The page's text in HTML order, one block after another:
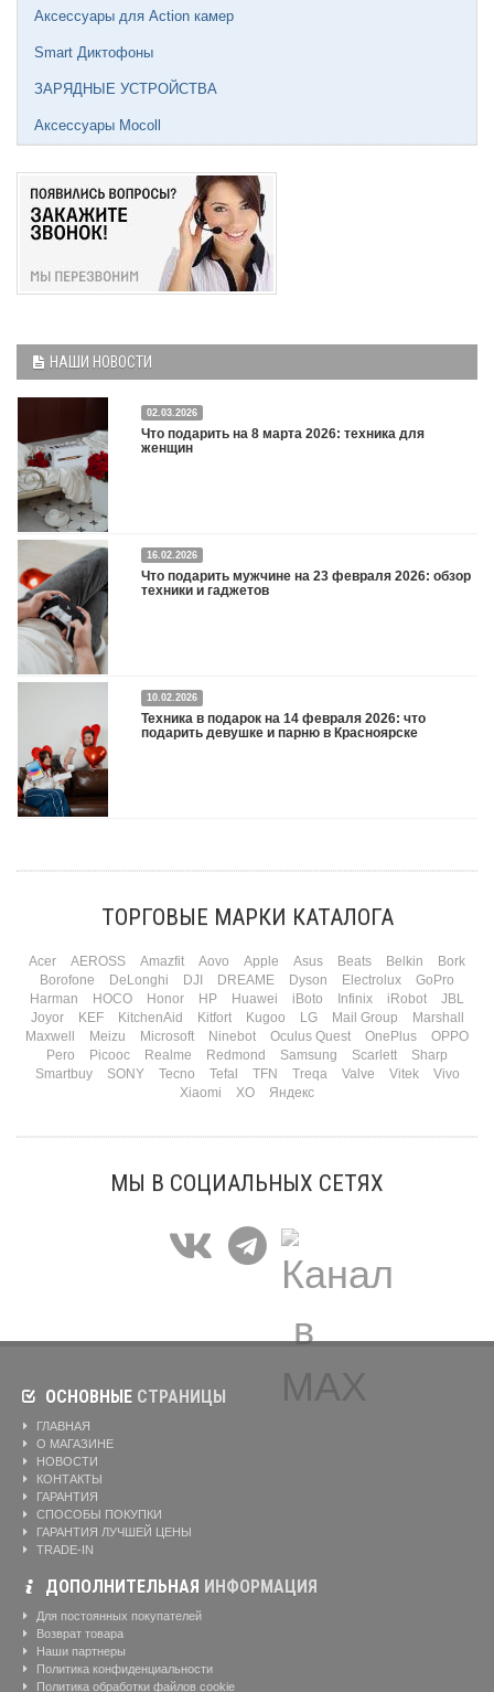
Аксессуары для Action камер
Smart Диктофоны
ЗАРЯДНЫЕ УСТРОЙСТВА
Аксессуары Mocoll
НАШИ НОВОСТИ
02.03.2026
Что подарить на 8 марта 2026: техника для
женщин
Что подарить на 8 марта 2026: техника для женщин
16.02.2026
Что подарить мужчине на 23 февраля 2026: обзор
техники и гаджетов
Двадцать третье февраля — праздник, на который мужчины делают вид, что им
все равно. А потом три дня рассказывают коллегам, какую колонку / приставку /
камеру им подарили. Не верьте словам — верьте глазам, которые загораются
при виде новой коробки.
10.02.2026
Техника в подарок на 14 февраля 2026: что
подарить девушке и парню в Красноярске
марта — контрольный выстрел по кошельку. Начнем с первого — потому что он
ТОРГОВЫЕ МАРКИ КАТАЛОГА
Acer AEROSS Amazfit Aovo Apple Asus Beats Belkin
Bork
Borofone
DeLonghi DJI DREAME Dyson Electrolux
GoPro
Harman
HOCO Honor HP Huawei iBoto Infinix iRobot
JBL
Joyor
KEF KitchenAid Kitfort Kugoo LG Mail Group
Marshall
Maxwell
Meizu Microsoft Ninebot Oculus Quest OnePlus
OPPO
Pero
Picooc Realme Redmond Samsung Scarlett
Sharp
Smartbuy
SONY Tecno Tefal TFN Treqa Valve Vitek
Vivo
Xiaomi
XO Яндекс
МЫ В СОЦИАЛЬНЫХ СЕТЯХ
ОСНОВНЫЕ СТРАНИЦЫ
ГЛАВНАЯ
О МАГАЗИНЕ
НОВОСТИ
КОНТАКТЫ
ГАРАНТИЯ
СПОСОБЫ ПОКУПКИ
ГАРАНТИЯ ЛУЧШЕЙ ЦЕНЫ
TRADE-IN
ДОПОЛНИТЕЛЬНАЯ ИНФОРМАЦИЯ
Для постоянных покупателей
Возврат товара
Наши партнеры
Политика конфиденциальности
Политика обработки файлов cookie